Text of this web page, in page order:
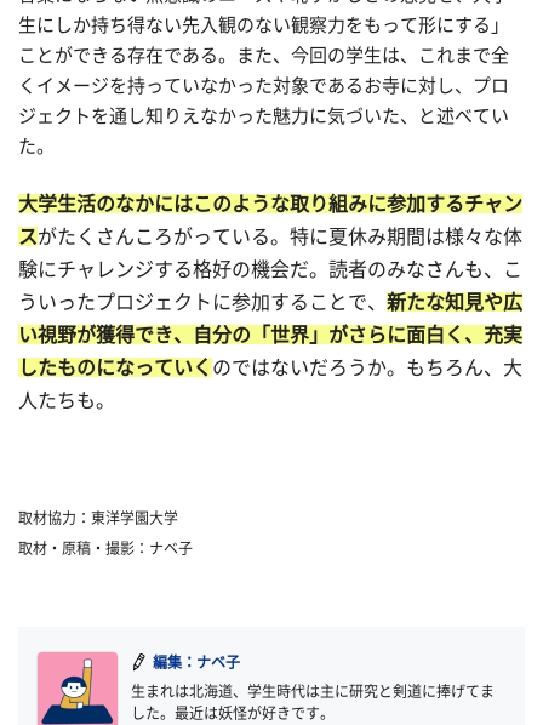
生にしか持ち得ない先入観のない観察力をもって形にする」
ことができる存在である。また、今回の学生は、これまで全
くイメージを持っていなかった対象であるお寺に対し、プロ
ジェクトを通し知りえなかった魅力に気づいた、と述べてい
た。
大学生活のなかにはこのような取り組みに参加するチャン
スがたくさんころがっている。特に夏休み期間は様々な体
験にチャレンジする格好の機会だ。読者のみなさんも、こ
ういったプロジェクトに参加することで、 新たな知見や広
い視野が獲得でき、自分の「世界」がさらに面白く、充実
したものになっていく のではないだろうか。もちろん、大
人たちも。
取材協力：東洋学園大学
取材・原稿・撮影：ナベ子
編集：ナベ子
生まれは北海道、学生時代は主に研究と剣道に捧げてま
した。最近は妖怪が好きです。